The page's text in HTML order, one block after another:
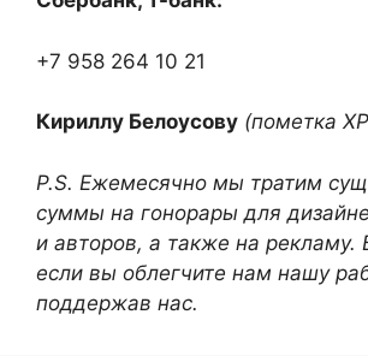
+7 958 264 10 21
Кириллу Белоусову (пометка
P.S. Ежемесячно мы тратим
суммы на гонорары для
и авторов, а также на рекламу.
если вы облегчите нам нашу
поддержав нас.